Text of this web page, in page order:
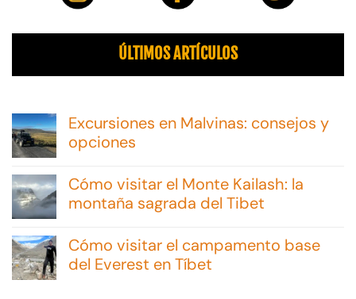
ÚLTIMOS ARTÍCULOS
Excursiones en Malvinas: consejos y
opciones
hay
comentarios
en
Excursiones
Malvinas:
consejos
y
opciones
Cómo visitar el Monte Kailash: la
montaña sagrada del Tibet
hay
comentarios
en
Cómo
Cómo visitar el campamento base
del Everest en Tíbet